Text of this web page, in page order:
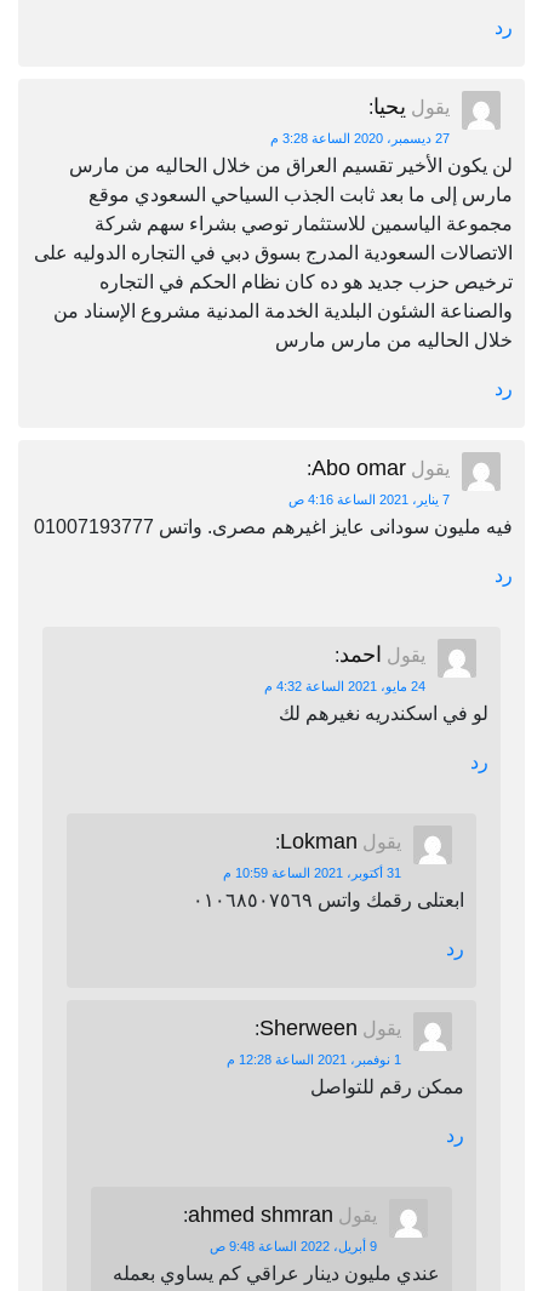
رد
يقول يحيا:
27 ديسمبر، 2020 الساعة 3:28 م
لن يكون الأخير تقسيم العراق من خلال الحاليه من مارس
مارس إلى ما بعد ثابت الجذب السياحي السعودي موقع
مجموعة الياسمين للاستثمار توصي بشراء سهم شركة
الاتصالات السعودية المدرج بسوق دبي في التجاره الدوليه على
ترخيص حزب جديد هو ده كان نظام الحكم في التجاره
والصناعة الشئون البلدية الخدمة المدنية مشروع الإسناد من
خلال الحاليه من مارس مارس
رد
يقول Abo omar
:
7 يناير، 2021 الساعة 4:16 ص
فيه مليون سودانى عايز اغيرهم مصرى. واتس 01007193777
رد
يقول احمد:
24 مايو، 2021 الساعة 4:32 م
لو في اسكندريه نغيرهم لك
رد
يقول Lokman
:
31 أكتوبر، 2021 الساعة 10:59 م
ابعتلى رقمك واتس ٠١٠٦٨٥٠٧٥٦٩
رد
يقول Sherween
:
1 نوفمبر، 2021 الساعة 12:28 م
ممكن رقم للتواصل
رد
يقول ahmed shmran
:
9 أبريل، 2022 الساعة 9:48 ص
عندي مليون دينار عراقي كم يساوي بعمله